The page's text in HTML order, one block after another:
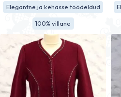
kuni
123.80 €
Elegantne ja kehasse töödeldud
100% villane